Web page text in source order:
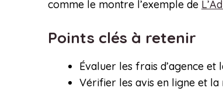
comme le montre l’exemple de
Points clés à retenir
Évaluer les frais d’agence et
Vérifier les avis en ligne et la